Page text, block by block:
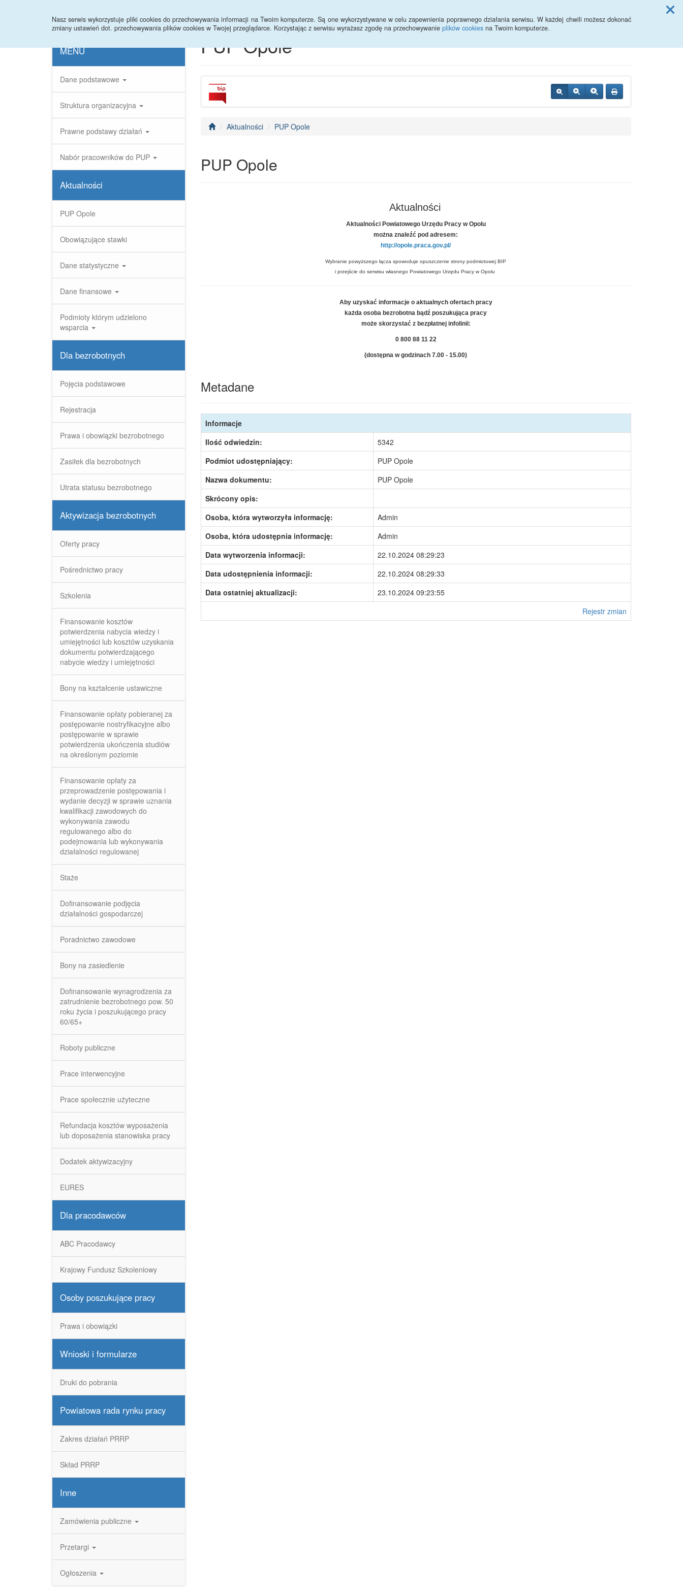
Nasz serwis wykorzystuje pliki cookies do przechowywania informacji na Twoim komputerze. Są one wykorzystywane w celu zapewnienia poprawnego działania serwisu. W każdej chwili możesz dokonać
zmiany ustawień dot. przechowywania plików cookies w Twojej przeglądarce. Korzystając z serwisu wyrażasz zgodę na przechowywanie plików cookies na Twoim komputerze.
MENU
Dane podstawowe
Struktura organizacyjna
Prawne podstawy działań
Nabór pracowników do PUP
Aktualności
PUP Opole
Obowiązujące stawki
Dane statystyczne
Dane finansowe
Podmioty którym udzielono
wsparcia
Dla bezrobotnych
Pojęcia podstawowe
Rejestracja
Prawa i obowiązki bezrobotnego
Zasiłek dla bezrobotnych
Utrata statusu bezrobotnego
Aktywizacja bezrobotnych
Oferty pracy
Pośrednictwo pracy
Szkolenia
Finansowanie kosztów
potwierdzenia nabycia wiedzy i
umiejętności lub kosztów uzyskania
dokumentu potwierdzającego
nabycie wiedzy i umiejętności
Bony na kształcenie ustawiczne
Finansowanie opłaty pobieranej za
postępowanie nostryfikacyjne albo
postępowanie w sprawie
potwierdzenia ukończenia studiów
na określonym poziomie
Finansowanie opłaty za
przeprowadzenie postępowania i
wydanie decyzji w sprawie uznania
kwalifikacji zawodowych do
wykonywania zawodu
regulowanego albo do
podejmowania lub wykonywania
działalności regulowanej
Staże
Dofinansowanie podjęcia
działalności gospodarczej
Poradnictwo zawodowe
Bony na zasiedlenie
Dofinansowanie wynagrodzenia za
zatrudnienie bezrobotnego pow. 50
roku życia i poszukującego pracy
60/65+
Roboty publiczne
Prace interwencyjne
Prace społecznie użyteczne
Refundacja kosztów wyposażenia
lub doposażenia stanowiska pracy
Dodatek aktywizacyjny
EURES
Dla pracodawców
ABC Pracodawcy
Krajowy Fundusz Szkoleniowy
Osoby poszukujące pracy
Prawa i obowiązki
Wnioski i formularze
Druki do pobrania
Powiatowa rada rynku pracy
Zakres działań PRRP
Skład PRRP
Inne
Zamówienia publiczne
Przetargi
Ogłoszenia
PUP Opole
Aktualności PUP Opole
PUP Opole
Aktualności
Aktualności Powiatowego Urzędu Pracy w Opolu
można znaleźć pod adresem:
http://opole.praca.gov.pl/
Wybranie powyższego łącza spowoduje opuszczenie strony podmiotowej BIP
i przejście do serwisu własnego Powiatowego Urzędu Pracy w Opolu
Aby uzyskać informacje o aktualnych ofertach pracy
każda osoba bezrobotna bądź poszukująca pracy
może skorzystać z bezpłatnej infolinii:
0 800 88 11 22
(dostępna w godzinach 7.00 - 15.00)
Metadane
Informacje
Ilość odwiedzin:
5342
Podmiot udostępniający:
PUP Opole
Nazwa dokumentu:
PUP Opole
Skrócony opis:
Osoba, która wytworzyła informację:
Admin
Osoba, która udostępnia informację:
Admin
Data wytworzenia informacji:
22.10.2024 08:29:23
Data udostępnienia informacji:
22.10.2024 08:29:33
Data ostatniej aktualizacji:
23.10.2024 09:23:55
Rejestr zmian